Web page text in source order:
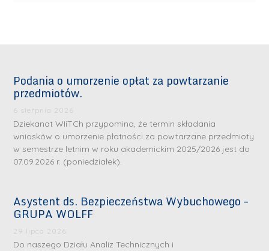
Podania o umorzenie opłat za powtarzanie
przedmiotów.
6 sierpnia 2026
Dziekanat WIiTCh przypomina, że termin składania
wniosków o umorzenie płatności za powtarzane przedmioty
w semestrze letnim w roku akademickim 2025/2026 jest do
07.09.2026 r. (poniedziałek).
Asystent ds. Bezpieczeństwa Wybuchowego –
GRUPA WOLFF
29 lipca 2026
Do naszego Działu Analiz Technicznych i